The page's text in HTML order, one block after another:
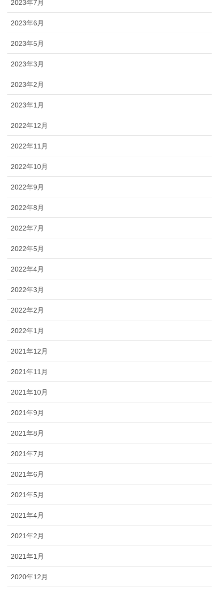
2023年7月
2023年6月
2023年5月
2023年3月
2023年2月
2023年1月
2022年12月
2022年11月
2022年10月
2022年9月
2022年8月
2022年7月
2022年5月
2022年4月
2022年3月
2022年2月
2022年1月
2021年12月
2021年11月
2021年10月
2021年9月
2021年8月
2021年7月
2021年6月
2021年5月
2021年4月
2021年2月
2021年1月
2020年12月